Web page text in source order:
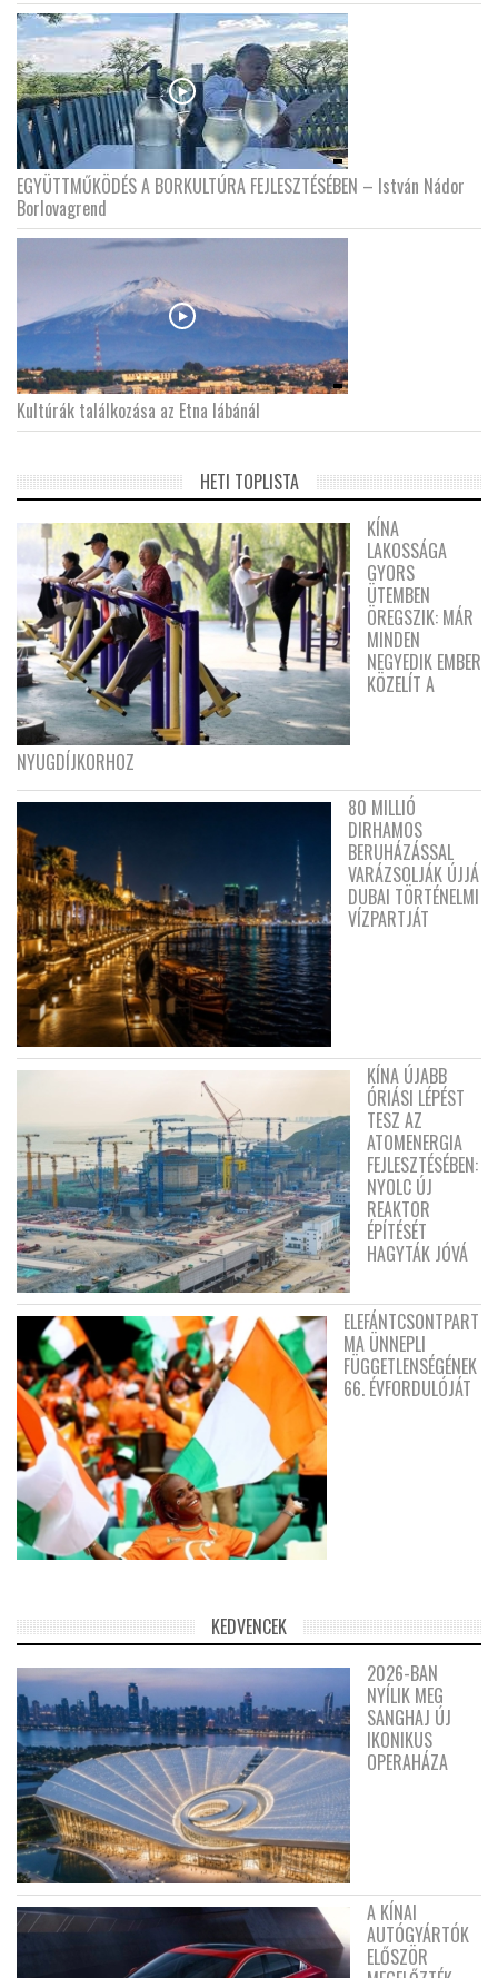
EGYÜTTMŰKÖDÉS A BORKULTÚRA FEJLESZTÉSÉBEN – István Nádor
Borlovagrend
Kultúrák találkozása az Etna lábánál
HETI TOPLISTA
KÍNA
LAKOSSÁGA
GYORS
ÜTEMBEN
ÖREGSZIK: MÁR
MINDEN
NEGYEDIK EMBER
KÖZELÍT A
NYUGDÍJKORHOZ
80 MILLIÓ
DIRHAMOS
BERUHÁZÁSSAL
VARÁZSOLJÁK ÚJJÁ
DUBAI TÖRTÉNELMI
VÍZPARTJÁT
KÍNA ÚJABB
ÓRIÁSI LÉPÉST
TESZ AZ
ATOMENERGIA
FEJLESZTÉSÉBEN:
NYOLC ÚJ
REAKTOR
ÉPÍTÉSÉT
HAGYTÁK JÓVÁ
ELEFÁNTCSONTPART
MA ÜNNEPLI
FÜGGETLENSÉGÉNEK
66. ÉVFORDULÓJÁT
KEDVENCEK
2026-BAN
NYÍLIK MEG
SANGHAJ ÚJ
IKONIKUS
OPERAHÁZA
A KÍNAI
AUTÓGYÁRTÓK
ELŐSZÖR